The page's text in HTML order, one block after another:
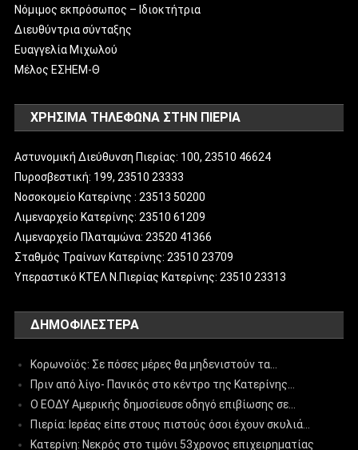
Νόμιμος εκπρόσωπος – Ιδιοκτήτρια
Διευθύντρια σύνταξης
Ευαγγελία Μιχωλού
Μέλος ΕΣΗΕΜ-Θ
ΧΡΗΣΙΜΑ ΤΗΛΕΦΩΝΑ ΣΤΗΝ ΠΙΕΡΙΑ
Αστυνομική Διεύθυνση Πιερίας: 100, 23510 46624
Πυροσβεστική: 199, 23510 23333
Νοσοκομείο Κατερίνης : 23513 50200
Λιμεναρχείο Κατερίνης: 23510 61209
Λιμεναρχείο Πλαταμώνα: 23520 41366
Σταθμός Τραίνων Κατερίνης: 23510 23709
Υπεραστικό ΚΤΕΛ Ν.Πιερίας Κατερίνης: 23510 23313
ΔΗΜΟΦΙΛΈΣΤΕΡΑ
Κορωνοϊός: Σε πόσες μέρες θα μηδενιστούν τα…
Πριν από λίγο- Πανικός στο κέντρο της Κατερίνης…
Ο ΕΟΔΥ Αμερικής δημοσίευσε οδηγό επιβίωσης σε…
Πιερία: Ιερέας είπε στους πιστούς όσοι έχουν σκυλιά…
Κατερίνη: Νεκρός στο τιμόνι 53χρονος επιχειρηματίας